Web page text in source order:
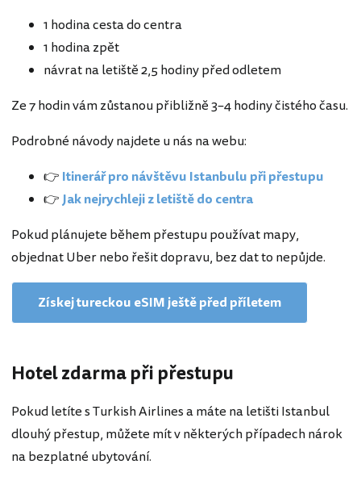
1 hodina cesta do centra
1 hodina zpět
návrat na letiště 2,5 hodiny před odletem
Ze 7 hodin vám zůstanou přibližně 3–4 hodiny čistého času.
Podrobné návody najdete u nás na webu:
👉 Itinerář pro návštěvu Istanbulu při přestupu
👉 Jak nejrychleji z letiště do centra
Pokud plánujete během přestupu používat mapy,
objednat Uber nebo řešit dopravu, bez dat to nepůjde.
Získej tureckou eSIM ještě před příletem
Hotel zdarma při přestupu
Pokud letíte s Turkish Airlines a máte na letišti Istanbul
dlouhý přestup, můžete mít v některých případech nárok
na bezplatné ubytování.